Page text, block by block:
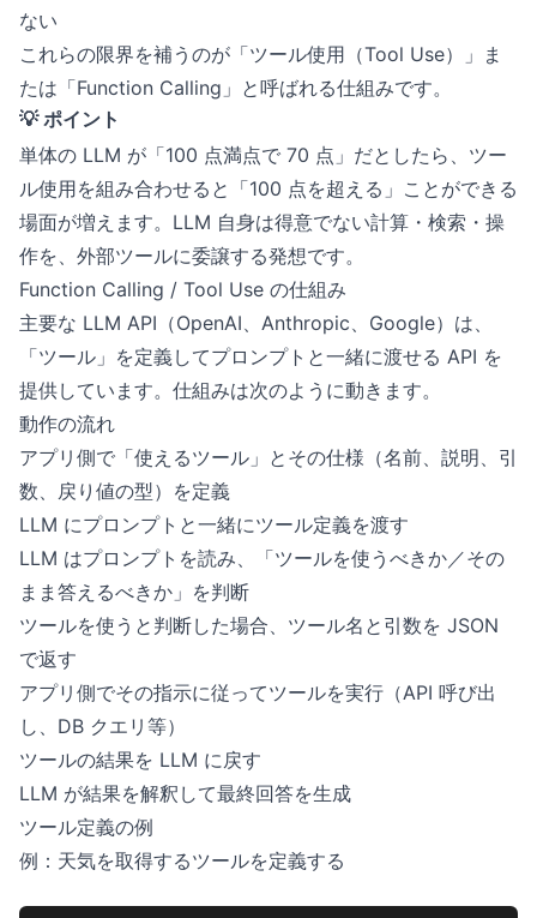
ない
これらの限界を補うのが「ツール使用（Tool Use）」ま
たは「Function Calling」と呼ばれる仕組みです。
💡 ポイント
単体の LLM が「100 点満点で 70 点」だとしたら、ツー
ル使用を組み合わせると「100 点を超える」ことができる
場面が増えます。LLM 自身は得意でない計算・検索・操
作を、外部ツールに委譲する発想です。
Function Calling / Tool Use の仕組み
主要な LLM API（OpenAI、Anthropic、Google）は、
「ツール」を定義してプロンプトと一緒に渡せる API を
提供しています。仕組みは次のように動きます。
動作の流れ
アプリ側で「使えるツール」とその仕様（名前、説明、引
数、戻り値の型）を定義
LLM にプロンプトと一緒にツール定義を渡す
LLM はプロンプトを読み、「ツールを使うべきか／その
まま答えるべきか」を判断
ツールを使うと判断した場合、ツール名と引数を JSON
で返す
アプリ側でその指示に従ってツールを実行（API 呼び出
し、DB クエリ等）
ツールの結果を LLM に戻す
LLM が結果を解釈して最終回答を生成
ツール定義の例
例：天気を取得するツールを定義する